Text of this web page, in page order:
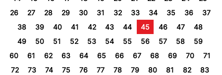
26
27 28 29 30 31 32 33 34 35 36
37
38
39 40 41 42 43 44 45 46 47
48
49
50 51 52 53 54 55 56 57 58
59
60
61 62 63 64 65 66 67 68 69 70
71
72
73 74 75 76 77 78 79 80 81 82
83